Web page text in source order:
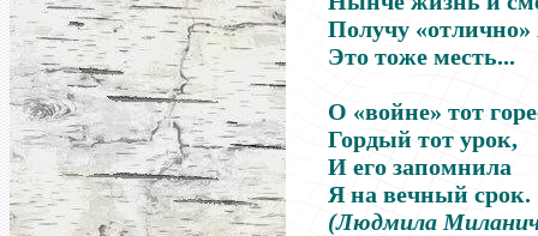
Получу
Это тоже месть...
О «войне» тот
Гордый тот урок,
И его запомнила
Я на вечный срок.
(Людмила